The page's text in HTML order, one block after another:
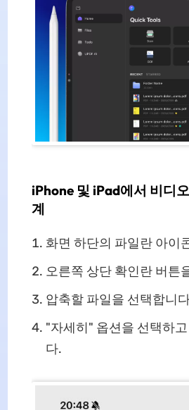
iPhone 및 iPad에서 비디
계
화면 하단의 파일란 아이
오른쪽 상단 확인란 버튼
압축할 파일을 선택합니
"자세히" 옵션을 선택하
다.